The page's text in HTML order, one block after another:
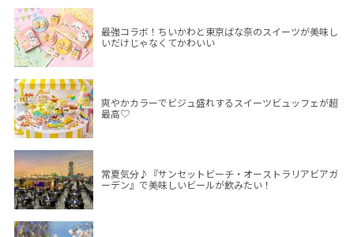
最強コラボ！ちいかわと東京ばな奈のスイーツが美味し
いだけじゃなくてかわいい
爽やかカラーでビジュ盛れするスイーツビュッフェが超
最高♡
常夏気分♪『サンセットビーチ・オーストラリアビアガ
ーデン』で美味しいビールが飲みたい！